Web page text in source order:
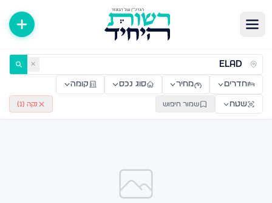
דירות למכירה ולהשכרה — רשות היחיד ✕
חדרים מחיר סוג נכס קומה
שטח שמור חיפוש נקה ( 1
)